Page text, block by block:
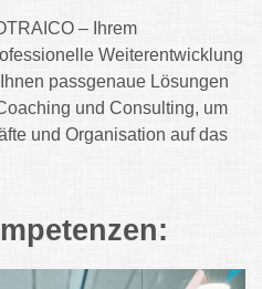
– Ihrem
Weiterentwicklung
passgenaue Lösungen
und Consulting, um
und Organisation auf das